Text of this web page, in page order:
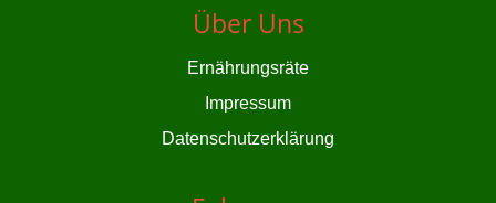
Über Uns
Ernährungsräte
Impressum
Datenschutzerklärung